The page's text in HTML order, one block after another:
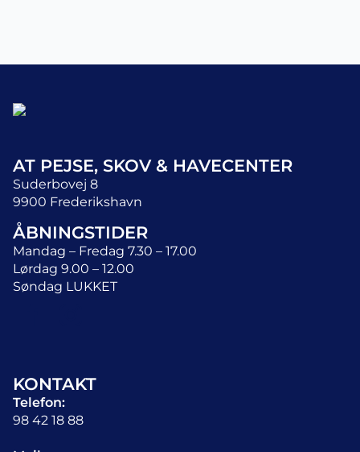
AT PEJSE, SKOV & HAVECENTER
Suderbovej 8
9900 Frederikshavn
ÅBNINGSTIDER
Mandag – Fredag 7.30 – 17.00
Lørdag 9.00 – 12.00
Søndag LUKKET
KONTAKT
Telefon:
98 42 18 88